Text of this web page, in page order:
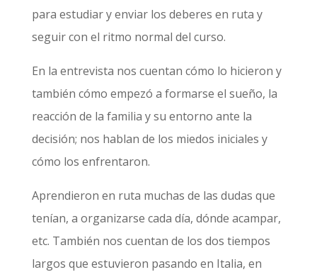
para estudiar y enviar los deberes en ruta y
seguir con el ritmo normal del curso.
En la entrevista nos cuentan cómo lo hicieron y
también cómo empezó a formarse el sueño, la
reacción de la familia y su entorno ante la
decisión; nos hablan de los miedos iniciales y
cómo los enfrentaron.
Aprendieron en ruta muchas de las dudas que
tenían, a organizarse cada día, dónde acampar,
etc. También nos cuentan de los dos tiempos
largos que estuvieron pasando en Italia, en